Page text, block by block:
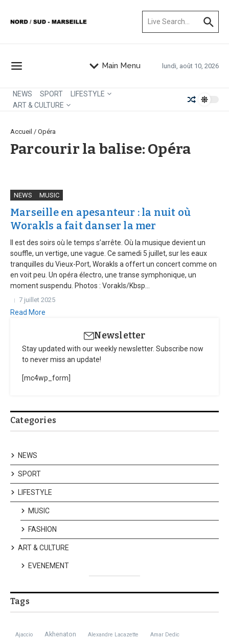
Main Menu lundi, août 10, 2026
NEWS SPORT
LIFESTYLE
ART & CULTURE
Accueil / Opéra
Parcourir la balise: Opéra
NEWS MUSIC
Marseille en apesanteur : la nuit où
Worakls a fait danser la mer
Il est des soirs où le temps s’arrête. Où la musique devient un
souffle, un vertige, une vague. Ce samedi 5 juillet, sur les eaux
tranquilles du Vieux-Port, Worakls a offert un concert comme on
en voit peu. Un opéra électro, une transe symphonique, un
moment suspendu. Photos : Vorakls/Kbsp...
7 juillet 2025
Read More
Newsletter
Stay updated with our weekly newsletter. Subscribe now
to never miss an update!
[mc4wp_form]
Categories
NEWS
SPORT
LIFESTYLE
MUSIC
FASHION
ART & CULTURE
EVENEMENT
Tags
Ajaccio Akhenaton Alexandre Lacazette
Amar Dedic